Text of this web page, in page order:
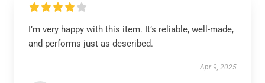
I’m very happy with this item. It’s reliable, well-made,
and performs just as described.
Apr 9, 2025